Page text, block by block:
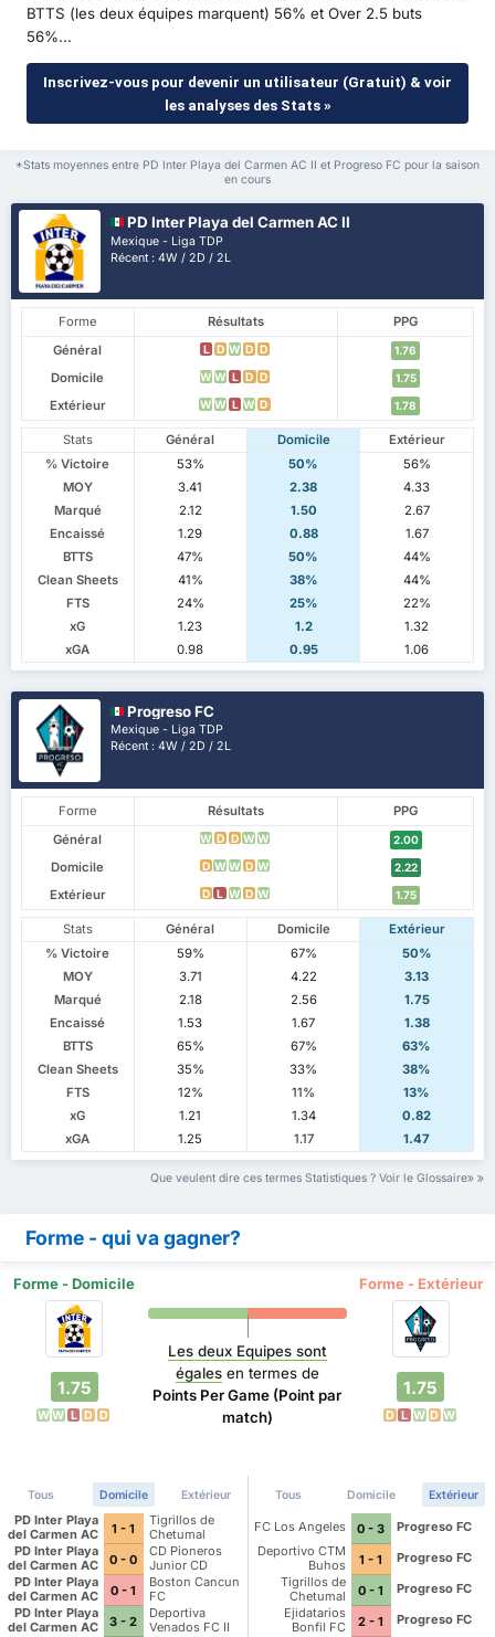
BTTS (les deux équipes marquent) 56% et Over 2.5 buts
56%...
Inscrivez-vous pour devenir un utilisateur (Gratuit) & voir
les analyses des Stats »
*Stats moyennes entre PD Inter Playa del Carmen AC II et Progreso FC pour la saison
en cours
PD Inter Playa del Carmen AC II
Mexique - Liga TDP
Récent : 4W / 2D / 2L
Forme Résultats
PPG
Général
L D W D D 1.76
Domicile W W L D D 1.75
Extérieur W W L W D 1.78
Stats Général Domicile
Extérieur
% Victoire
53% 50%
56%
MOY
3.41 2.38
4.33
Marqué
2.12 1.50
2.67
Encaissé
1.29 0.88
1.67
BTTS
47% 50%
44%
Clean Sheets
41% 38%
44%
FTS
24% 25%
22%
xG
1.23 1.2
1.32
xGA
0.98 0.95 1.06
Progreso FC
Mexique - Liga TDP
Récent : 4W / 2D / 2L
Forme Résultats
PPG
Général
W D D W W 2.00
Domicile D W W D W 2.22
Extérieur D L W D W 1.75
Stats Général Domicile
Extérieur
% Victoire
59% 67%
50%
MOY
3.71 4.22
3.13
Marqué
2.18 2.56
1.75
Encaissé
1.53 1.67
1.38
BTTS
65% 67%
63%
Clean Sheets
35% 33%
38%
FTS
12% 11%
13%
xG
1.21 1.34
0.82
xGA
1.25 1.17 1.47
Que veulent dire ces termes Statistiques ? Voir le Glossaire
Forme - qui va gagner?
Forme - Domicile Forme - Extérieur
1.75
W W L D D
Les deux Equipes sont
égalesen termes de
Points Per Game (Point par
match)
1.75
D L W D W
Tous Domicile Extérieur
PD Inter Playa
del Carmen AC
II
1 - 1
Tigrillos de
Chetumal
PD Inter Playa
del Carmen AC
II
0 - 0
CD Pioneros
Junior CD
Pioneros de
Cancun II
PD Inter Playa
del Carmen AC
II
0 - 1
Boston Cancun
FC
PD Inter Playa
del Carmen AC
3 - 2
Deportiva
Venados FC II
Tous Domicile Extérieur
FC Los Angeles 0 - 3
Progreso FC
Deportivo CTM
Buhos
1 - 1
Progreso FC
Tigrillos de
Chetumal
0 - 1
Progreso FC
Ejidatarios
Bonfil FC
2 - 1
Progreso FC